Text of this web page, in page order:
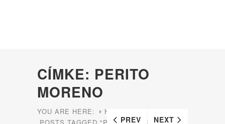
CÍMKE: PERITO
MORENO
YOU ARE HERE:
HOME
PREV NEXT